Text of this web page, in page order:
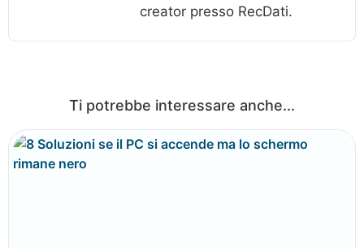
creator presso RecDati.
Ti potrebbe interessare anche...